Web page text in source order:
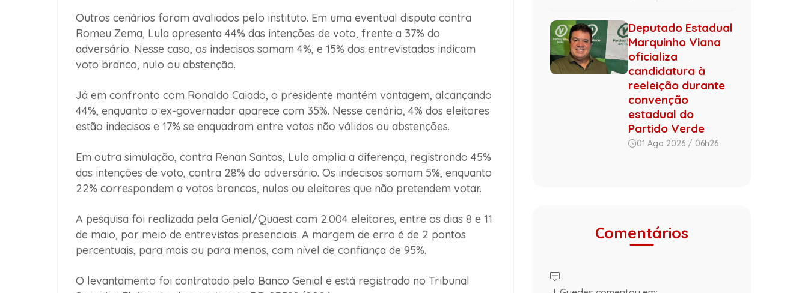
Outros cenários foram avaliados pelo instituto. Em uma eventual disputa contra
Romeu Zema, Lula apresenta 44% das intenções de voto, frente a 37% do
adversário. Nesse caso, os indecisos somam 4%, e 15% dos entrevistados indicam
voto branco, nulo ou abstenção.
Já em confronto com Ronaldo Caiado, o presidente mantém vantagem, alcançando
44%, enquanto o ex-governador aparece com 35%. Nesse cenário, 4% dos eleitores
estão indecisos e 17% se enquadram entre votos não válidos ou abstenções.
Em outra simulação, contra Renan Santos, Lula amplia a diferença, registrando 45%
das intenções de voto, contra 28% do adversário. Os indecisos somam 5%, enquanto
22% correspondem a votos brancos, nulos ou eleitores que não pretendem votar.
A pesquisa foi realizada pela Genial/Quaest com 2.004 eleitores, entre os dias 8 e 11
de maio, por meio de entrevistas presenciais. A margem de erro é de 2 pontos
percentuais, para mais ou para menos, com nível de confiança de 95%.
O levantamento foi contratado pelo Banco Genial e está registrado no Tribunal
Deputado Estadual
Marquinho Viana
oficializa
candidatura à
reeleição durante
convenção
estadual do
Partido Verde
01 Ago 2026 / 06h26
Comentários